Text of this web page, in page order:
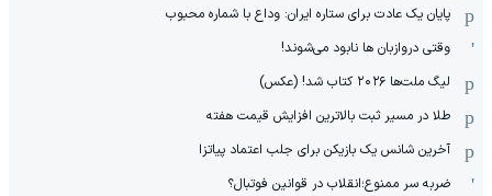
پایان یک عادت برای ستاره ایران: وداع با شماره محبوب
وقتی دروازبان ها نابود می‌شوند!
لیگ ملت‌ها ٢٠٢۶ کتاب شد! (عکس)
طلا در مسیر ثبت بالاترین افزایش قیمت هفته
آخرین شانس یک بازیکن برای جلب اعتماد پیاتزا
ضربه سر ممنوع؛انقلاب در قوانین فوتبال؟